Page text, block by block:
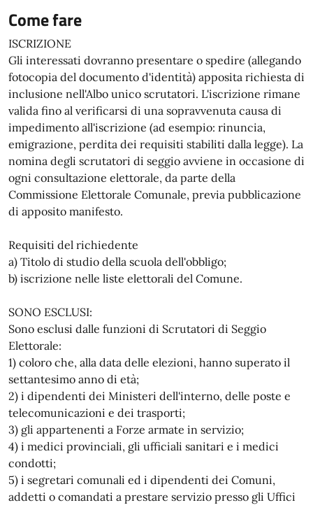
Come fare
ISCRIZIONE
Gli interessati dovranno presentare o spedire (allegando
fotocopia del documento d'identità) apposita richiesta di
inclusione nell'Albo unico scrutatori. L'iscrizione rimane
valida fino al verificarsi di una sopravvenuta causa di
impedimento all'iscrizione (ad esempio: rinuncia,
emigrazione, perdita dei requisiti stabiliti dalla legge). La
nomina degli scrutatori di seggio avviene in occasione di
ogni consultazione elettorale, da parte della
Commissione Elettorale Comunale, previa pubblicazione
di apposito manifesto.
Requisiti del richiedente
a) Titolo di studio della scuola dell'obbligo;
b) iscrizione nelle liste elettorali del Comune.
SONO ESCLUSI:
Sono esclusi dalle funzioni di Scrutatori di Seggio
Elettorale:
1) coloro che, alla data delle elezioni, hanno superato il
settantesimo anno di età;
2) i dipendenti dei Ministeri dell'interno, delle poste e
telecomunicazioni e dei trasporti;
3) gli appartenenti a Forze armate in servizio;
4) i medici provinciali, gli ufficiali sanitari e i medici
condotti;
5) i segretari comunali ed i dipendenti dei Comuni,
addetti o comandati a prestare servizio presso gli Uffici